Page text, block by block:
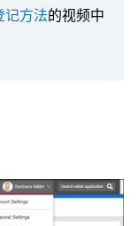
记方法的视频中